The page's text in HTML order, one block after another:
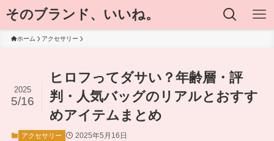
そのブランド、いいね。
ホーム アクセサリー
ヒロフってダサい？年齢層・評
判・人気バッグのリアルとおすす
めアイテムまとめ
2025
5/16
アクセサリー 2025年5月16日